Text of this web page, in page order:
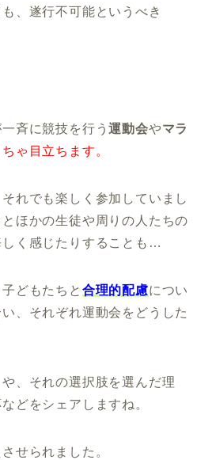
、遂行不可能というべき
斉に競技を行う運動会やマラ
ゃ目立ちます。
れでも楽しく参加していまし
ほかの生徒や周りの人たちの
しく感じたりすることも…
どもたちと 合理的配慮につい
、それぞれ運動会をどうした
、それの選択肢を選んだ理
どをシェアしますね。
せられました。